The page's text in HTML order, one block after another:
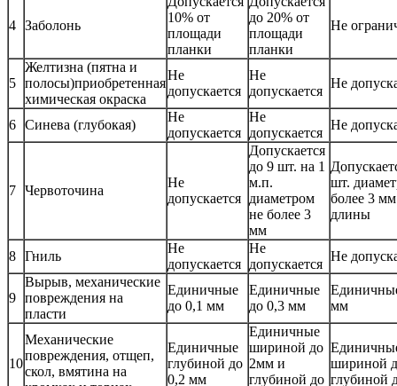
4 Заболонь
10% от
площади
планки
до 20% от
площади
планки
Не
5
Желтизна (пятна и
полосы)приобретенная
химическая окраска
Не
допускается
Не
допускается
Не
6 Синева (глубокая)
Не
допускается
Не
допускается
Не
7 Червоточина
Не
допускается
Допускается
до 9 шт. на 1
м.п.
диаметром
не более 3
мм
шт.
более 3
длины
8 Гниль
Не
допускается
Не
допускается
Не
9
Вырыв, механические
повреждения на
пласти
Единичные
до 0,1 мм
Единичные
до 0,3 мм
мм
10
Механические
повреждения, отщеп,
скол, вмятина на
Единичные
глубиной до
0,2 мм
Единичные
шириной до
2мм и
глубиной до
шириной
глубиной